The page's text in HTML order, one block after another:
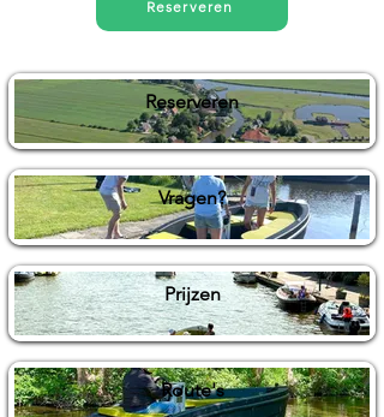
Reserveren
Reserveren
Vragen?
Prijzen
Route's